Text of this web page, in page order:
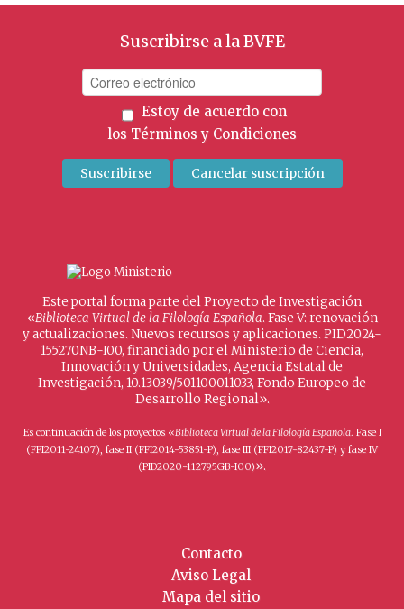
Suscribirse a la BVFE
Estoy de acuerdo con
los Términos y Condiciones
Este portal forma parte del Proyecto de Investigación
«Biblioteca Virtual de la Filología Española. Fase V: renovación
y actualizaciones. Nuevos recursos y aplicaciones. PID2024-
155270NB-I00, financiado por el Ministerio de Ciencia,
Innovación y Universidades, Agencia Estatal de
Investigación, 10.13039/501100011033, Fondo Europeo de
Desarrollo Regional».
Es continuación de los proyectos «Biblioteca Virtual de la Filología Española. Fase I
(FFI2011-24107), fase II (FFI2014-53851-P), fase III (FFI2017-82437-P) y fase IV
(PID2020-112795GB-I00)».
Contacto
Aviso Legal
Mapa del sitio